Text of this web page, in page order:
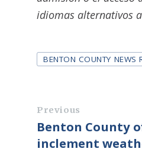
idiomas alternativos
Tags
BENTON COUNTY NEWS
Previous
Benton County
inclement